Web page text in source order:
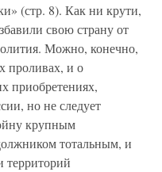
(стр. 8). Как ни крути,
свою страну от
Можно, конечно,
проливах, и о
приобретениях,
но не следует
крупным
тотальным, и
территорий